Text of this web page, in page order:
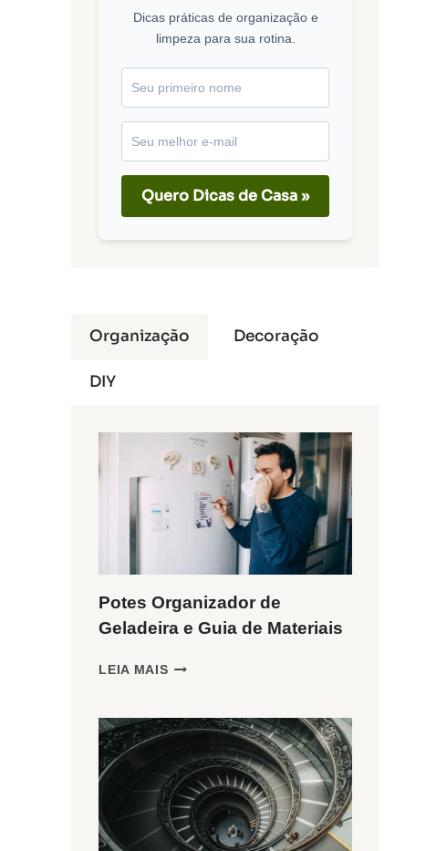
Dicas práticas de organização e
limpeza para sua rotina.
Quero Dicas de Casa »
Organização Decoração
DIY
Potes Organizador de
Geladeira e Guia de Materiais
LEIA MAIS POTES
GELADEIRA
GUIA
DE
MATERIAIS